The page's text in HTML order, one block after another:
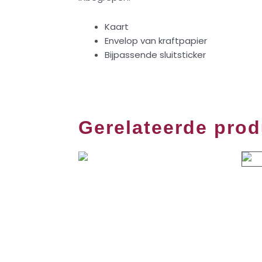
Kaart
Envelop van kraftpapier
Bijpassende sluitsticker
Gerelateerde